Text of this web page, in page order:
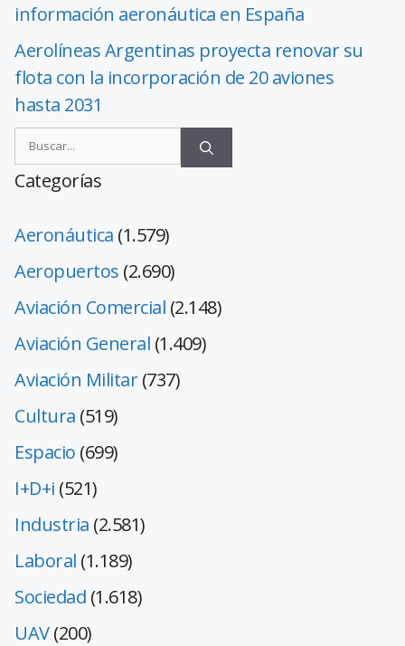
información aeronáutica en España
Aerolíneas Argentinas proyecta renovar su
flota con la incorporación de 20 aviones
hasta 2031
Categorías
Aeronáutica (1.579)
Aeropuertos (2.690)
Aviación Comercial (2.148)
Aviación General (1.409)
Aviación Militar(737)
Cultura (519)
Espacio (699)
I+D+i (521)
Industria (2.581)
Laboral (1.189)
Sociedad (1.618)
UAV(200)